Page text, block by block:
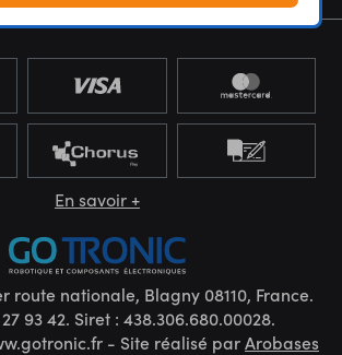
En savoir +
route nationale, Blagny 08110, France.
93 42. Siret : 438.306.680.00028.
- Site réalisé parArobases